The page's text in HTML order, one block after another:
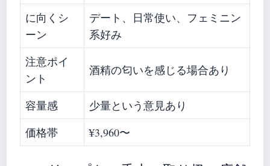
に向くシ
ーン
デート、日常使い、フェミニン
系好み
注意ポイ
ント
酒精の匂いを感じる場合あり
容量感
少量という意見あり
価格帯
¥3,960〜